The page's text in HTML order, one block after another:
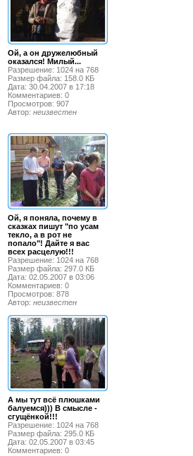
Ой, а он дружелюбный
оказался! Милый...
Разрешение: 1024 на 768
Размер файла: 158.0 КБ
Дата: 30.04.2007 в 17:18
Комментариев: 0
Просмотров: 907
Автор: неизвестен
Ой, я поняла, почему в
сказках пишут "по усам
текло, а в рот не
попало"! Дайте я вас
всех расцелую!!!
Разрешение: 1024 на 768
Размер файла: 297.0 КБ
Дата: 02.05.2007 в 03:06
Комментариев: 0
Просмотров: 878
Автор: неизвестен
А мы тут всё плюшками
балуемся))) В смысле -
сгущёнкой!!!
Разрешение: 1024 на 768
Размер файла: 295.0 КБ
Дата: 02.05.2007 в 03:45
Комментариев: 0